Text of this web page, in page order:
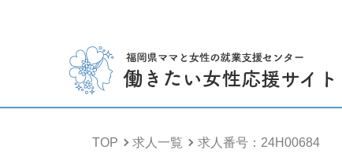
TOP 求人一覧 求人番号：24H00684